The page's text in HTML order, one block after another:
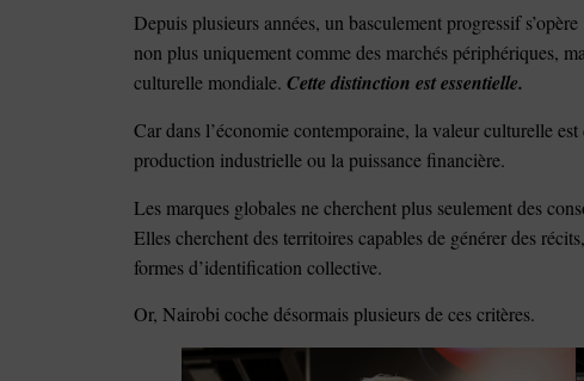
Depuis plusieurs années, un basculement progressif
non plus uniquement comme des marchés périphériques,
culturelle mondiale. Cette distinction est essentielle.
Car dans l’économie contemporaine, la valeur culturelle
production industrielle ou la puissance financière.
Les marques globales ne cherchent plus seulement des
Elles cherchent des territoires capables de générer des
formes d’identification collective.
Or, Nairobi coche désormais plusieurs de ces critères.